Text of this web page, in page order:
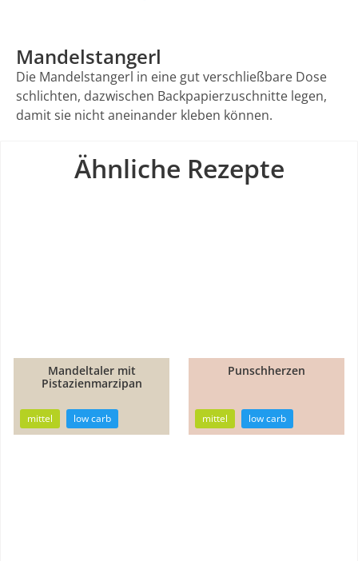
Mandelstangerl
Die Mandelstangerl in eine gut verschließbare Dose
schlichten, dazwischen Backpapierzuschnitte legen,
damit sie nicht aneinander kleben können.
Ähnliche Rezepte
18min
Mandeltaler mit
Pistazienmarzipan
mittel low carb
Punschherzen
mittel low carb